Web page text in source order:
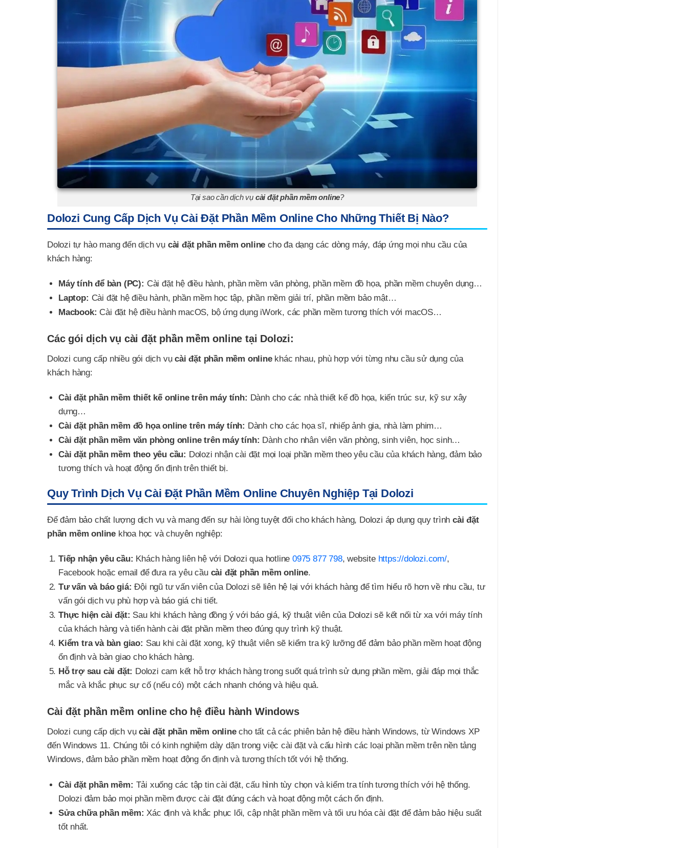
Tại sao cần dịch vụ cài đặt phần mềm online?
Dolozi Cung Cấp Dịch Vụ Cài Đặt Phần Mềm Online Cho Những Thiết Bị Nào?
Dolozi tự hào mang đến dịch vụ cài đặt phần mềm online cho đa dạng các dòng máy, đáp ứng mọi nhu cầu của
khách hàng:
Máy tính để bàn (PC): Cài đặt hệ điều hành, phần mềm văn phòng, phần mềm đồ họa, phần mềm chuyên dụng…
Laptop: Cài đặt hệ điều hành, phần mềm học tập, phần mềm giải trí, phần mềm bảo mật…
Macbook: Cài đặt hệ điều hành macOS, bộ ứng dụng iWork, các phần mềm tương thích với macOS…
Các gói dịch vụ cài đặt phần mềm online tại Dolozi:
Dolozi cung cấp nhiều gói dịch vụcài đặt phần mềm onlinekhác nhau, phù hợp với từng nhu cầu sử dụng của
khách hàng:
Cài đặt phần mềm thiết kế online trên máy tính: Dành cho các nhà thiết kế đồ họa, kiến trúc sư, kỹ sư xây
dựng…
Cài đặt phần mềm đồ họa online trên máy tính: Dành cho các họa sĩ, nhiếp ảnh gia, nhà làm phim…
Cài đặt phần mềm văn phòng online trên máy tính: Dành cho nhân viên văn phòng, sinh viên, học sinh…
Cài đặt phần mềm theo yêu cầu: Dolozi nhận cài đặt mọi loại phần mềm theo yêu cầu của khách hàng, đảm bảo
tương thích và hoạt động ổn định trên thiết bị.
Quy Trình Dịch Vụ Cài Đặt Phần Mềm Online Chuyên Nghiệp Tại Dolozi
Để đảm bảo chất lượng dịch vụ và mang đến sự hài lòng tuyệt đối cho khách hàng, Dolozi áp dụng quy trình cài đặt
phần mềm online khoa học và chuyên nghiệp:
Tiếp nhận yêu cầu: Khách hàng liên hệ với Dolozi qua hotline 0975 877 798, website https://dolozi.com/,
Facebook hoặc email để đưa ra yêu cầu cài đặt phần mềm online.
Tư vấn và báo giá: Đội ngũ tư vấn viên của Dolozi sẽ liên hệ lại với khách hàng để tìm hiểu rõ hơn về nhu cầu, tư
vấn gói dịch vụ phù hợp và báo giá chi tiết.
Thực hiện cài đặt: Sau khi khách hàng đồng ý với báo giá, kỹ thuật viên của Dolozi sẽ kết nối từ xa với máy tính
của khách hàng và tiến hành cài đặt phần mềm theo đúng quy trình kỹ thuật.
Kiểm tra và bàn giao: Sau khi cài đặt xong, kỹ thuật viên sẽ kiểm tra kỹ lưỡng để đảm bảo phần mềm hoạt động
ổn định và bàn giao cho khách hàng.
Hỗ trợ sau cài đặt: Dolozi cam kết hỗ trợ khách hàng trong suốt quá trình sử dụng phần mềm, giải đáp mọi thắc
mắc và khắc phục sự cố (nếu có) một cách nhanh chóng và hiệu quả.
Cài đặt phần mềm online cho hệ điều hành Windows
Dolozi cung cấp dịch vụcài đặt phần mềm onlinecho tất cả các phiên bản hệ điều hành Windows, từ Windows XP
đến Windows 11. Chúng tôi có kinh nghiệm dày dặn trong việc cài đặt và cấu hình các loại phần mềm trên nền tảng
Windows, đảm bảo phần mềm hoạt động ổn định và tương thích tốt với hệ thống.
Cài đặt phần mềm: Tải xuống các tập tin cài đặt, cấu hình tùy chọn và kiểm tra tính tương thích với hệ thống.
Dolozi đảm bảo mọi phần mềm được cài đặt đúng cách và hoạt động một cách ổn định.
Sửa chữa phần mềm: Xác định và khắc phục lổi, cập nhật phần mềm và tối ưu hóa cài đặt để đảm bảo hiệu suất
tốt nhất.